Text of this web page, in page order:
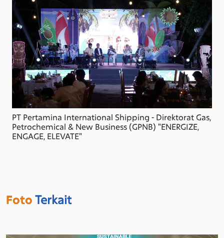
PT Pertamina International Shipping - Direktorat Gas,
Petrochemical & New Business (GPNB) "ENERGIZE,
ENGAGE, ELEVATE"
FotoTerkait